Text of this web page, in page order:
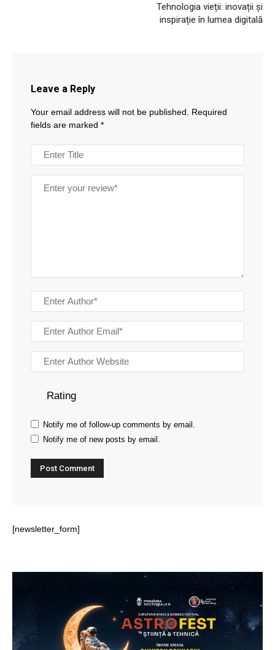
Tehnologia vieții: inovații și
inspirație în lumea digitală
Leave a Reply
Your email address will not be published.
Required
fields are marked *
Rating
Notify me of follow-up comments by email.
Notify me of new posts by email.
[newsletter_form]